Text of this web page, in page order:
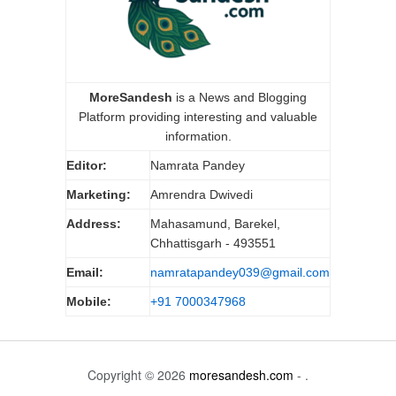
MoreSandesh is a News and Blogging
Platform providing interesting and valuable
information.
Editor: Namrata Pandey
Marketing: Amrendra Dwivedi
Address:
Mahasamund, Barekel,
Chhattisgarh - 493551
Email: namratapandey039@gmail.com
Mobile: +91 7000347968
Copyright © 2026 moresandesh.com - .